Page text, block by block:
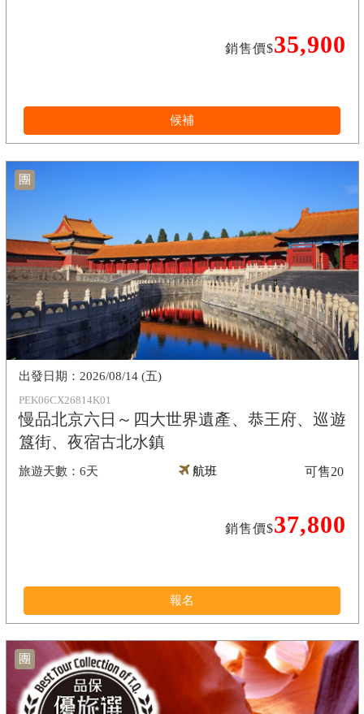
銷售價$35,900
候補
團
PEK06CX26814K01
慢品北京六日～四大世界遺產、恭王府、巡遊
簋街、夜宿古北水鎮
6天
2026/08/14 (五)
航班
銷售價$37,800
可售20
報名
團